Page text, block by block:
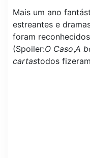
Mais um ano
estreantes e
foram
(Spoiler:O Caso,A
cartastodos